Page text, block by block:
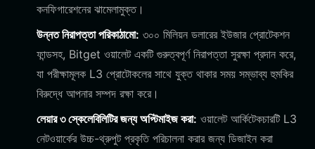
কনফিগারেশনের ঝামেলামুক্ত।
উন্নত নিরাপত্তা পরিকাঠামো: ৩০০ মিলিয়ন ডলারের ইউজার প্রোটেকশন
ফান্ডসহ, Bitget ওয়ালেট একটি গুরুত্বপূর্ণ নিরাপত্তা সুরক্ষা প্রদান করে,
যা পরীক্ষামূলক L3 প্রোটোকলের সাথে যুক্ত থাকার সময় সম্ভাব্য হুমকির
বিরুদ্ধে আপনার সম্পদ রক্ষা করে।
লেয়ার ৩ স্কেলেবিলিটির জন্য অপ্টিমাইজ করা: ওয়ালেট আর্কিটেকচারটি L3
নেটওয়ার্কের উচ্চ-থ্রুপুট প্রকৃতি পরিচালনা করার জন্য ডিজাইন করা